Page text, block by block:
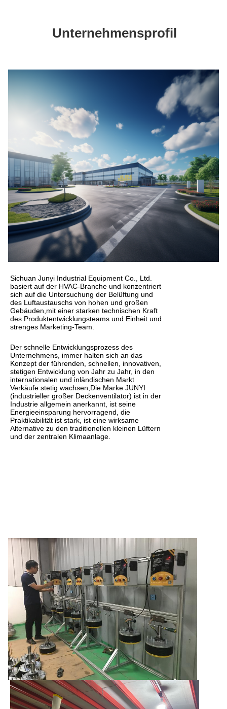
Unternehmensprofil
Sichuan Junyi Industrial Equipment Co., Ltd.
basiert auf der HVAC-Branche und konzentriert
sich auf die Untersuchung der Belüftung und
des Luftaustauschs von hohen und großen
Gebäuden,mit einer starken technischen Kraft
des Produktentwicklungsteams und Einheit und
strenges Marketing-Team.
Der schnelle Entwicklungsprozess des
Unternehmens, immer halten sich an das
Konzept der führenden, schnellen, innovativen,
stetigen Entwicklung von Jahr zu Jahr, in den
internationalen und inländischen Markt
Verkäufe stetig wachsen,Die Marke JUNYI
(industrieller großer Deckenventilator) ist in der
Industrie allgemein anerkannt, ist seine
Energieeinsparung hervorragend, die
Praktikabilität ist stark, ist eine wirksame
Alternative zu den traditionellen kleinen Lüftern
und der zentralen Klimaanlage.